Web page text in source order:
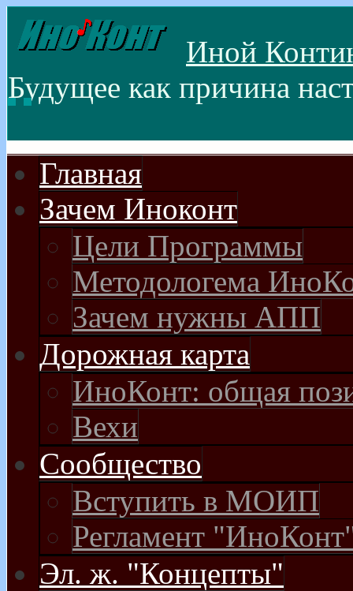
Иной
Будущее как причина
Главная
Зачем Иноконт
Цели Программы
Методологема
Зачем нужны АПП
Дорожная карта
ИноКонт: общая
Вехи
Сообщество
Вступить в МОИП
Регламент
Эл. ж. "Концепты"